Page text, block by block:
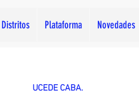
Distritos Plataforma Novedades
UCEDE CABA.